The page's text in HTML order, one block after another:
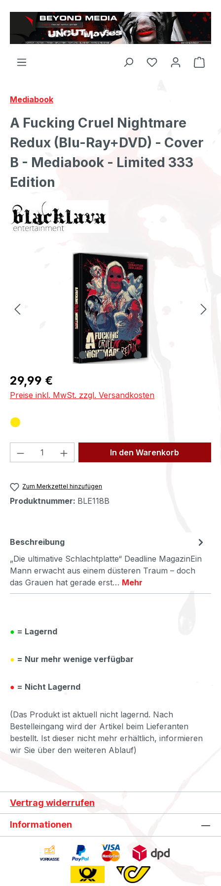
Zum Hauptinhalt springen
Mediabook
A Fucking Cruel Nightmare
Redux (Blu-Ray+DVD) - Cover
B - Mediabook - Limited 333
Edition
Bildergalerie überspringen
Regulärer Preis:
29,99 €
Preise inkl. MwSt. zzgl. Versandkosten
Produkt Anzahl: Gib denIn den Warenkorb
Zum Merkzettel hinzufügen
Produktnummer: BLE118B
Beschreibung
„Die ultimative Schlachtplatte“ Deadline MagazinEin
Mann erwacht aus einem düsteren Traum – doch
das Grauen hat gerade erst… Mehr
● = Lagernd
● = Nur mehr wenige verfügbar
● = Nicht Lagernd
(Das Produkt ist aktuell nicht lagernd. Nach
Bestelleingang wird der Artikel beim Lieferanten
bestellt. Ist dieser nicht mehr erhältlich, informieren
wir Sie über den weiteren Ablauf)
Vertrag widerrufen
Informationen